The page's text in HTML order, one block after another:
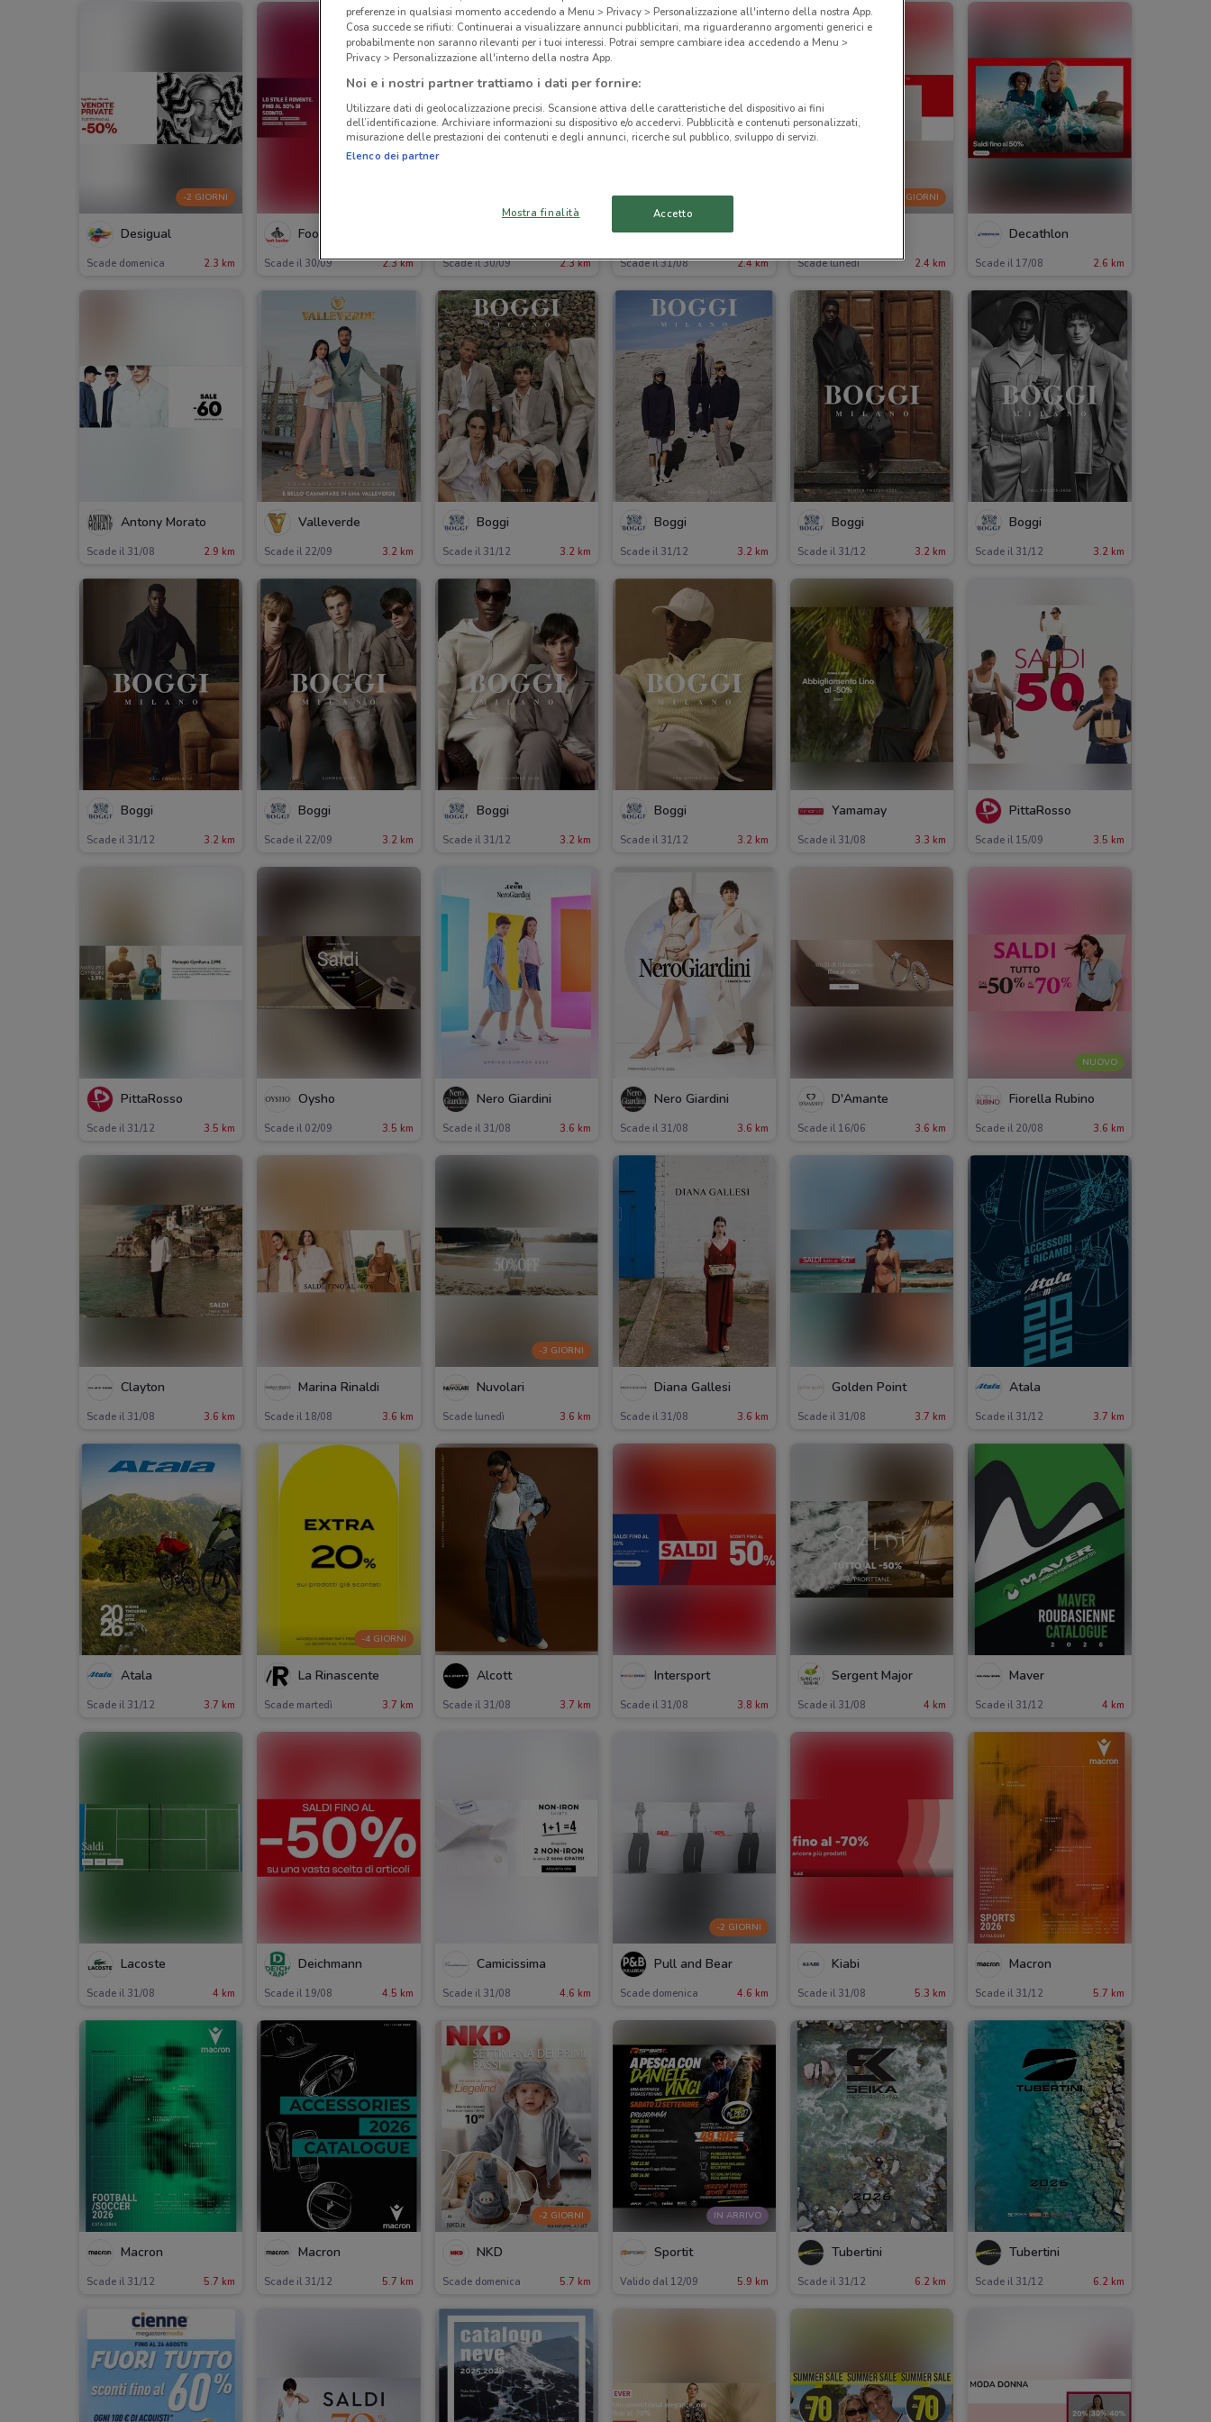
-2 GIORNI
Desigual
Scade domenica 2.3 km
Foot Locker
Scade il 30/09 2.3 km Scade il 30/09 2.3 km
Promod
Scade il 31/08 2.4 km
-3 GIORNI
Scade lunedì 2.4 km
Decathlon
Scade il 17/08 2.6 km
Antony Morato
Scade il 31/08 2.9 km
Valleverde
Scade il 22/09 3.2 km
Boggi
Scade il 31/12 3.2 km
Boggi
Scade il 31/12 3.2 km
Boggi
Scade il 31/12 3.2 km
Boggi
Scade il 31/12 3.2 km
Boggi
Scade il 31/12 3.2 km
Boggi
Scade il 22/09 3.2 km
Boggi
Scade il 31/12 3.2 km
Boggi
Scade il 31/12 3.2 km
Yamamay
Scade il 31/08 3.3 km
PittaRosso
Scade il 15/09 3.5 km
PittaRosso
Scade il 31/12 3.5 km
Oysho
Scade il 02/09 3.5 km
Nero Giardini
Scade il 31/08 3.6 km
Nero Giardini
Scade il 31/08 3.6 km
D'Amante
Scade il 16/06 3.6 km
NUOVO
Fiorella Rubino
Scade il 20/08 3.6 km
Clayton
Scade il 31/08 3.6 km
Marina Rinaldi
Scade il 18/08 3.6 km
-3 GIORNI
Nuvolari
Scade lunedì 3.6 km
Diana Gallesi
Scade il 31/08 3.6 km
Golden Point
Scade il 31/08 3.7 km
Atala
Scade il 31/12 3.7 km
Atala
Scade il 31/12 3.7 km
-4 GIORNI
La Rinascente
Scade martedì 3.7 km
Alcott
Scade il 31/08 3.7 km
Intersport
Scade il 31/08 3.8 km
Sergent Major
Scade il 31/08 4 km
Maver
Scade il 31/12 4 km
Lacoste
Scade il 31/08 4 km
Deichmann
Scade il 19/08 4.5 km
Camicissima
Scade il 31/08 4.6 km
-2 GIORNI
Pull and Bear
Scade domenica 4.6 km
Kiabi
Scade il 31/08 5.3 km
Macron
Scade il 31/12 5.7 km
Macron
Scade il 31/12 5.7 km
Macron
Scade il 31/12 5.7 km
-2 GIORNI
NKD
Scade domenica 5.7 km
IN ARRIVO
Sportit
Valido dal 12/09 5.9 km
Tubertini
Scade il 31/12 6.2 km
Tubertini
Scade il 31/12 6.2 km
preferenze in qualsiasi momento accedendo a Menu > Privacy > Personalizzazione all'interno della nostra App.
Cosa succede se rifiuti: Continuerai a visualizzare annunci pubblicitari, ma riguarderanno argomenti generici e
probabilmente non saranno rilevanti per i tuoi interessi. Potrai sempre cambiare idea accedendo a Menu >
Privacy > Personalizzazione all'interno della nostra App.
Noi e i nostri partner trattiamo i dati per fornire:
Utilizzare dati di geolocalizzazione precisi. Scansione attiva delle caratteristiche del dispositivo ai fini
dell’identificazione. Archiviare informazioni su dispositivo e/o accedervi. Pubblicità e contenuti personalizzati,
misurazione delle prestazioni dei contenuti e degli annunci, ricerche sul pubblico, sviluppo di servizi.
Elenco dei partner
Mostra finalità Accetto